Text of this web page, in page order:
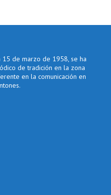
de marzo de 1958, se ha
de tradición en la zona
en la comunicación en